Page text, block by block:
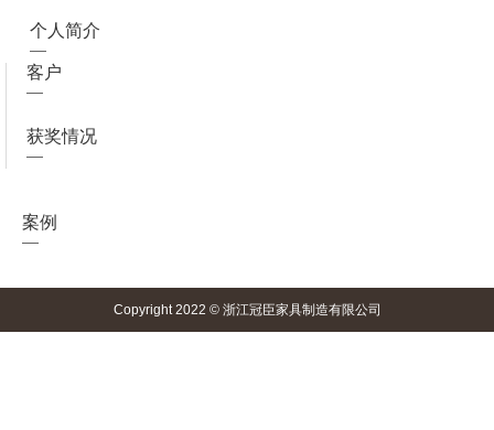
个人简介
客户
获奖情况
案例
Copyright 2022 © 浙江冠臣家具制造有限公司